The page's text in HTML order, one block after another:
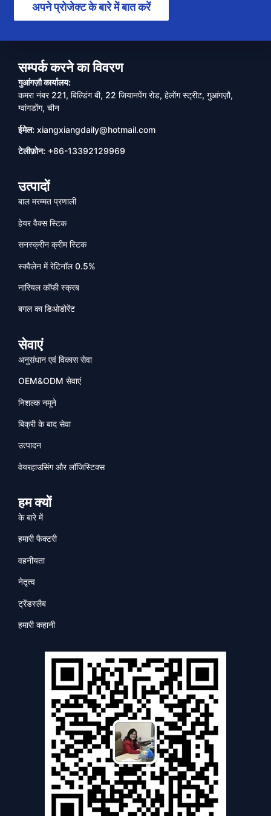
अपने प्रोजेक्ट के बारे में बात करें
सम्पर्क करने का विवरण
गुआंगज़ौ कार्यालय:
कमरा नंबर 221, बिल्डिंग बी, 22 जियानपेंग रोड, हेलोंग स्ट्रीट, गुआंगज़ौ,
ग्वांगडोंग, चीन
ईमेल: xiangxiangdaily@hotmail.com
टेलीफ़ोन: +86-13392129969
उत्पादों
बाल मरम्मत प्रणाली
हेयर वैक्स स्टिक
सनस्क्रीन क्रीम स्टिक
स्क्वैलेन में रेटिनॉल 0.5%
नारियल कॉफी स्क्रब
बगल का डिओडोरेंट
सेवाएं
अनुसंधान एवं विकास सेवा
OEM&ODM सेवाएं
निशल्क नमूने
बिक्री के बाद सेवा
उत्पादन
वेयरहाउसिंग और लॉजिस्टिक्स
हम क्यों
के बारे में
हमारी फैक्टरी
वहनीयता
नेतृत्व
ट्रेंडस्लैब
हमारी कहानी